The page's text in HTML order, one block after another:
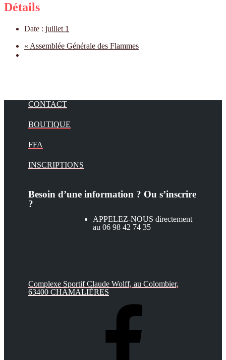
Détails
Date : juillet 1
« Assemblée Générale des Flammes
CONTACT
BOUTIQUE
FFA
INSCRIPTIONS
Besoin d’une information ? Ou s’inscrire
?
APPELEZ-NOUS directement
au 06 98 42 74 35
Complexe Sportif Claude Wolff, au Colombier,
63400 CHAMALIÈRES